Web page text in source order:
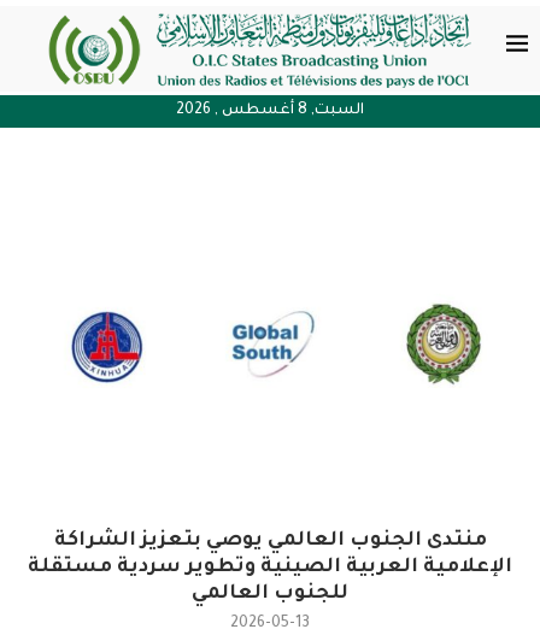
السبت, 8 أغسطس , 2026
منتدى الجنوب العالمي يوصي بتعزيز الشراكة
الإعلامية العربية الصينية وتطوير سردية مستقلة
للجنوب العالمي
2026-05-13